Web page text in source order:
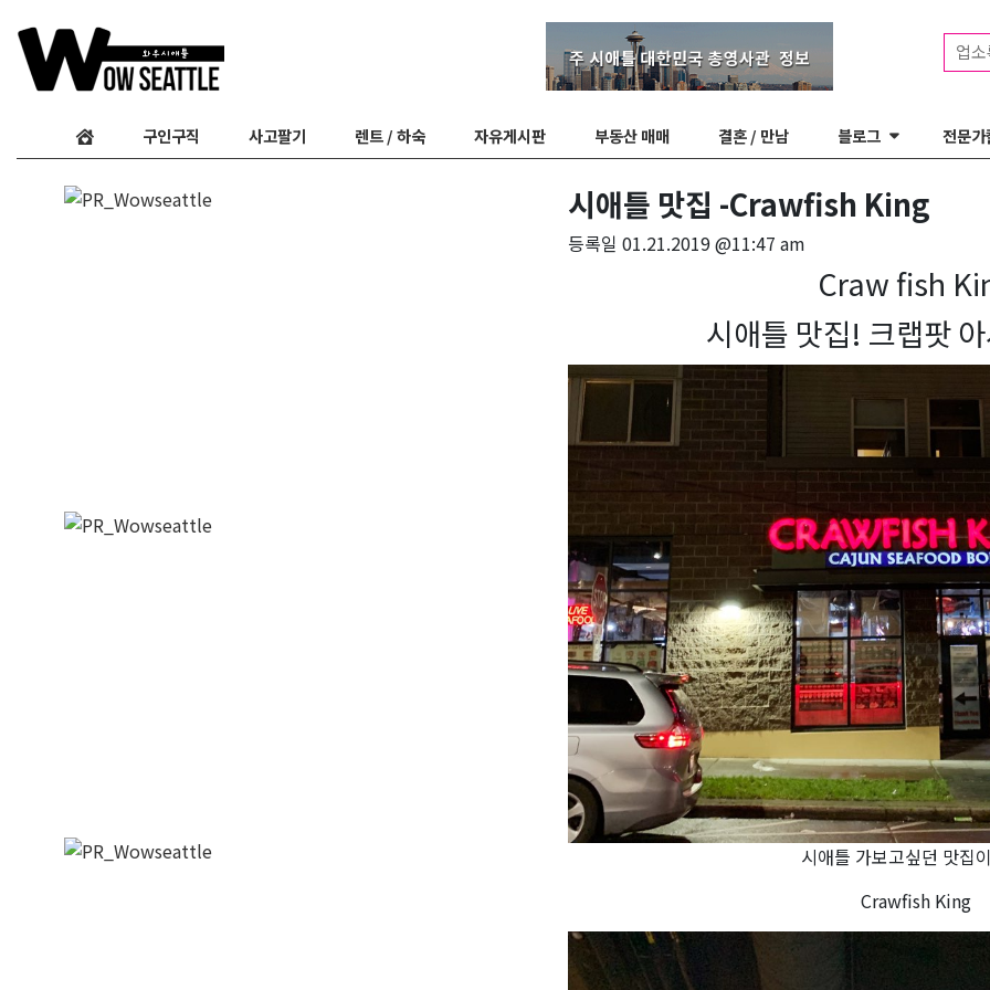
업
구인구직 사고팔기 렌트 / 하숙 자유게시판 부동산 매매 결혼 / 만남 블로그 전문가
시애틀 맛집 -Crawfish King
등록일01.21.2019 @11:47 am
Craw fish
시애틀 맛집! 크랩팟
시애틀 가보고싶던 맛집
Crawfish King